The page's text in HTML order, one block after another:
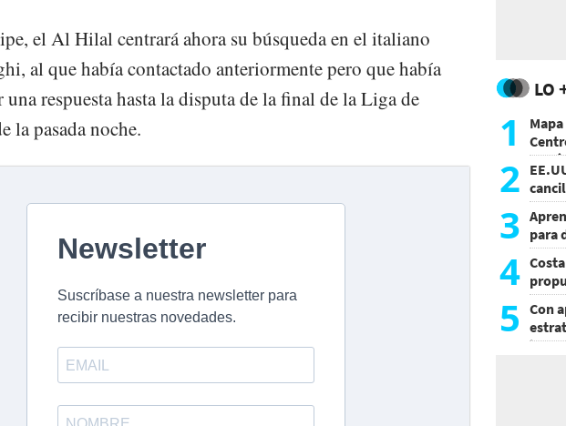
el Al Hilal centrará ahora su búsqueda en el italiano
al que había contactado anteriormente pero que había
respuesta hasta la disputa de la final de la Liga de
la pasada noche.
LO
1
y
2
3 para
4
5
Con